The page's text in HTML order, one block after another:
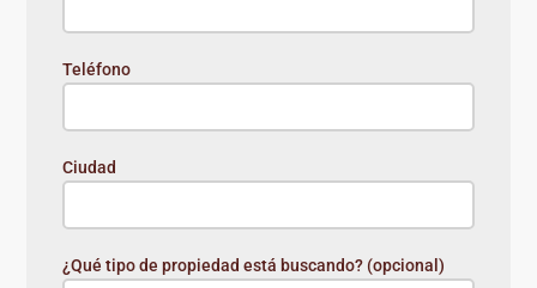
Teléfono
Ciudad
¿Qué tipo de propiedad está buscando? (opcional)